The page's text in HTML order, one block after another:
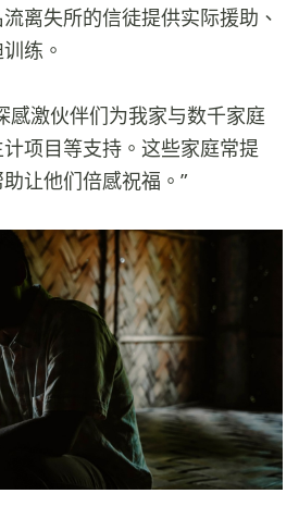
离失所的信徒提供实际援助、
练。
感激伙伴们为我家与数千家庭
项目等支持。这些家庭常提
让他们倍感祝福。”